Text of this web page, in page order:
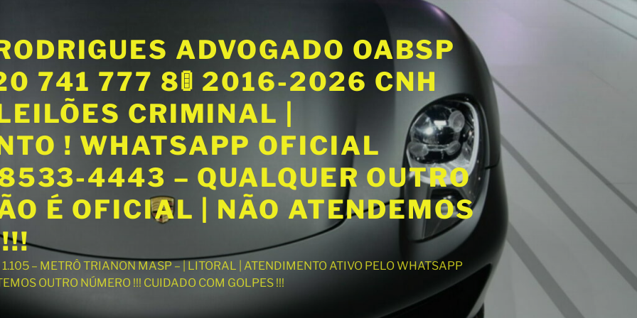
ADVOGADO OABSP
741 777 8🚦 2016-2026 CNH
CRIMINAL |
! WHATSAPP OFICIAL
4443 – QUALQUER OUTRO
É OFICIAL | NÃO ATENDEMOS
– METRÔ TRIANON MASP – | LITORAL | ATENDIMENTO ATIVO PELO WHATSAPP
OUTRO NÚMERO !!! CUIDADO COM GOLPES !!!